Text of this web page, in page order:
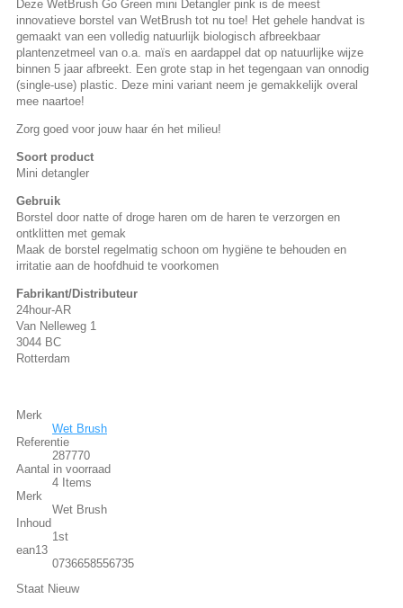
Deze WetBrush Go Green mini Detangler pink is de meest
innovatieve borstel van WetBrush tot nu toe! Het gehele handvat is
gemaakt van een volledig natuurlijk biologisch afbreekbaar
plantenzetmeel van o.a. maïs en aardappel dat op natuurlijke wijze
binnen 5 jaar afbreekt. Een grote stap in het tegengaan van onnodig
(single-use) plastic. Deze mini variant neem je gemakkelijk overal
mee naartoe!
Zorg goed voor jouw haar én het milieu!
Soort product
Mini detangler
Gebruik
Borstel door natte of droge haren om de haren te verzorgen en
ontklitten met gemak
Maak de borstel regelmatig schoon om hygiëne te behouden en
irritatie aan de hoofdhuid te voorkomen
Fabrikant/Distributeur
24hour-AR
Van Nelleweg 1
3044 BC
Rotterdam
Merk
Wet Brush
Referentie
287770
Aantal in voorraad
4 Items
Merk
Wet Brush
Inhoud
1st
ean13
0736658556735
Staat Nieuw